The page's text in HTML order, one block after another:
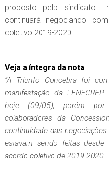
proposto pelo sindicato.
continuará negociando
coletivo 2019-2020.
Veja a íntegra da nota
“A Triunfo Concebra foi
manifestação da
hoje (09/05), porém
colaboradores da
continuidade das
estavam sendo feitas
acordo coletivo de 2019-2020.